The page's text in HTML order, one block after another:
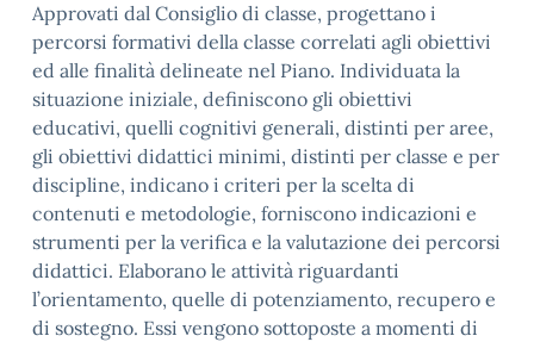
Approvati dal Consiglio di classe, progettano i
percorsi formativi della classe correlati agli obiettivi
ed alle finalità delineate nel Piano. Individuata la
situazione iniziale, definiscono gli obiettivi
educativi, quelli cognitivi generali, distinti per aree,
gli obiettivi didattici minimi, distinti per classe e per
discipline, indicano i criteri per la scelta di
contenuti e metodologie, forniscono indicazioni e
strumenti per la verifica e la valutazione dei percorsi
didattici. Elaborano le attività riguardanti
l’orientamento, quelle di potenziamento, recupero e
di sostegno. Essi vengono sottoposte a momenti di